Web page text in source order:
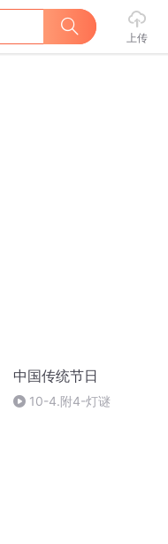
上传
中国传统节日
10-4.附4-灯谜